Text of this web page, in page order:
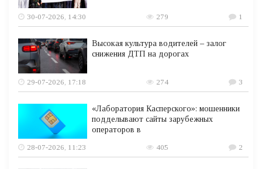
30-07-2026, 14:30 279 1
Высокая культура водителей – залог
снижения ДТП на дорогах
29-07-2026, 17:18 274 3
«Лаборатория Касперского»: мошенники
подделывают сайты зарубежных
операторов в
28-07-2026, 11:23
405 2